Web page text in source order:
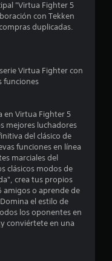
s
r
l
l
a
s
e
n
"Virtua Fighter 5
con Tekken
duplicadas.
Virtua Fighter con
funciones
en Virtua Fighter 5
mejores luchadores
del clásico de
funciones en línea
marciales del
clásicos modos de
crea tus propios
amigos o aprende de
el estilo de
los oponentes en
conviértete en una